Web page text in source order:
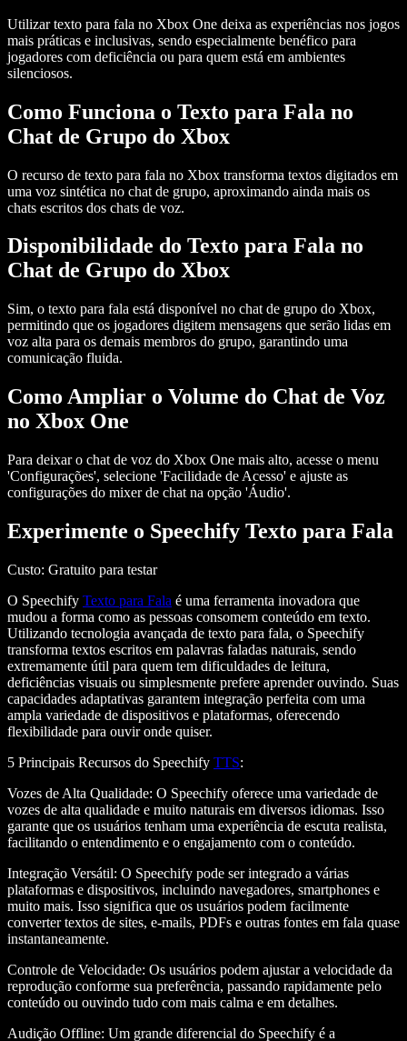
Utilizar texto para fala no Xbox One deixa as experiências nos jogos
mais práticas e inclusivas, sendo especialmente benéfico para
jogadores com deficiência ou para quem está em ambientes
silenciosos.
Como Funciona o Texto para Fala no
Chat de Grupo do Xbox
O recurso de texto para fala no Xbox transforma textos digitados em
uma voz sintética no chat de grupo, aproximando ainda mais os
chats escritos dos chats de voz.
Disponibilidade do Texto para Fala no
Chat de Grupo do Xbox
Sim, o texto para fala está disponível no chat de grupo do Xbox,
permitindo que os jogadores digitem mensagens que serão lidas em
voz alta para os demais membros do grupo, garantindo uma
comunicação fluida.
Como Ampliar o Volume do Chat de Voz
no Xbox One
Para deixar o chat de voz do Xbox One mais alto, acesse o menu
'Configurações', selecione 'Facilidade de Acesso' e ajuste as
configurações do mixer de chat na opção 'Áudio'.
Experimente o Speechify Texto para Fala
Custo: Gratuito para testar
O Speechify Texto para Fala é uma ferramenta inovadora que
mudou a forma como as pessoas consomem conteúdo em texto.
Utilizando tecnologia avançada de texto para fala, o Speechify
transforma textos escritos em palavras faladas naturais, sendo
extremamente útil para quem tem dificuldades de leitura,
deficiências visuais ou simplesmente prefere aprender ouvindo. Suas
capacidades adaptativas garantem integração perfeita com uma
ampla variedade de dispositivos e plataformas, oferecendo
flexibilidade para ouvir onde quiser.
5 Principais Recursos do Speechify TTS:
Vozes de Alta Qualidade: O Speechify oferece uma variedade de
vozes de alta qualidade e muito naturais em diversos idiomas. Isso
garante que os usuários tenham uma experiência de escuta realista,
facilitando o entendimento e o engajamento com o conteúdo.
Integração Versátil: O Speechify pode ser integrado a várias
plataformas e dispositivos, incluindo navegadores, smartphones e
muito mais. Isso significa que os usuários podem facilmente
converter textos de sites, e-mails, PDFs e outras fontes em fala quase
instantaneamente.
Controle de Velocidade: Os usuários podem ajustar a velocidade da
reprodução conforme sua preferência, passando rapidamente pelo
conteúdo ou ouvindo tudo com mais calma e em detalhes.
Audição Offline: Um grande diferencial do Speechify é a